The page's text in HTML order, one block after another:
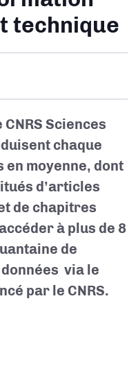
technique
Sciences
chaque
en moyenne, dont
d’articles
de chapitres
à plus de 8
de
via le
par le CNRS.